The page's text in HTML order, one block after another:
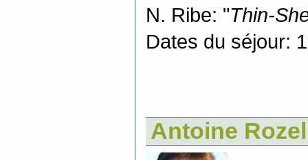
N. Ribe: "Thin-
Dates du séjour:
Antoine Rozel